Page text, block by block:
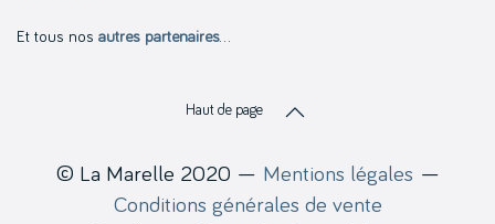
Et tous nos autres partenaires…
Haut de page
© La Marelle 2020 — Mentions légales —
Conditions générales de vente